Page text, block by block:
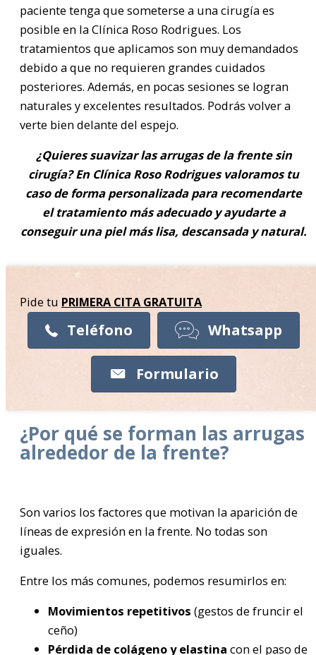
paciente tenga que someterse a una cirugía es
posible en la Clínica Roso Rodrigues. Los
tratamientos que aplicamos son muy demandados
debido a que no requieren grandes cuidados
posteriores. Además, en pocas sesiones se logran
naturales y excelentes resultados. Podrás volver a
verte bien delante del espejo.
¿Quieres suavizar las arrugas de la frente sin
cirugía?En Clínica Roso Rodrigues valoramos tu
caso de forma personalizada para recomendarte
el tratamiento más adecuado y ayudarte a
conseguir una piel más lisa, descansada y natural.
Pide tu PRIMERA CITAGRATUITA
Teléfono Whatsapp
Formulario
¿Por qué se forman las arrugas
alrededor de la frente?
Son varios los factores que motivan la aparición de
líneas de expresión en la frente. No todas son
iguales.
Entre los más comunes, podemos resumirlos en:
Movimientos repetitivos (gestos de fruncir el
ceño)
Pérdida de colágeno y elastina con el paso de